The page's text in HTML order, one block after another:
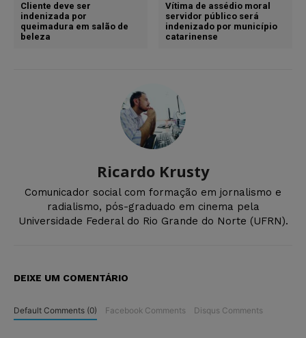
Cliente deve ser
indenizada por
queimadura em salão de
beleza
Vítima de assédio moral
servidor público será
indenizado por município
catarinense
Ricardo Krusty
Comunicador social com formação em jornalismo e
radialismo, pós-graduado em cinema pela
Universidade Federal do Rio Grande do Norte (UFRN).
DEIXE UM COMENTÁRIO
Default Comments (0) Facebook Comments Disqus Comments